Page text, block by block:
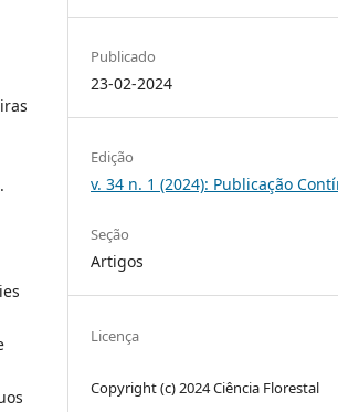
Publicado
23-02-2024
Edição
v. 34 n. 1 (2024): Publicação
Seção
Artigos
Licença
Copyright (c) 2024 Ciência Florestal